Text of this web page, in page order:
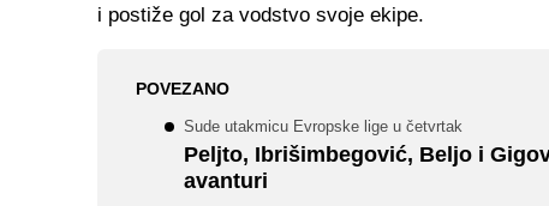
i postiže gol za vodstvo svoje ekipe.
POVEZANO
Sude utakmicu Evropske lige u četvrtak
Peljto, Ibrišimbegović, Beljo i
avanturi